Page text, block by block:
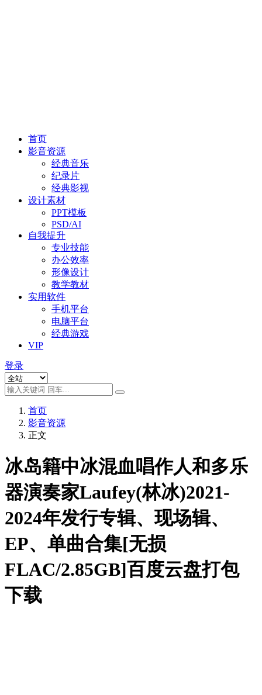
首页
影音资源
经典音乐
纪录片
经典影视
设计素材
PPT模板
PSD/AI
自我提升
专业技能
办公效率
形像设计
教学教材
实用软件
手机平台
电脑平台
经典游戏
VIP
登录
首页
影音资源
正文
冰岛籍中冰混血唱作人和多乐
器演奏家Laufey(林冰)2021-
2024年发行专辑、现场辑、
EP、单曲合集[无损
FLAC/2.85GB]百度云盘打包
下载